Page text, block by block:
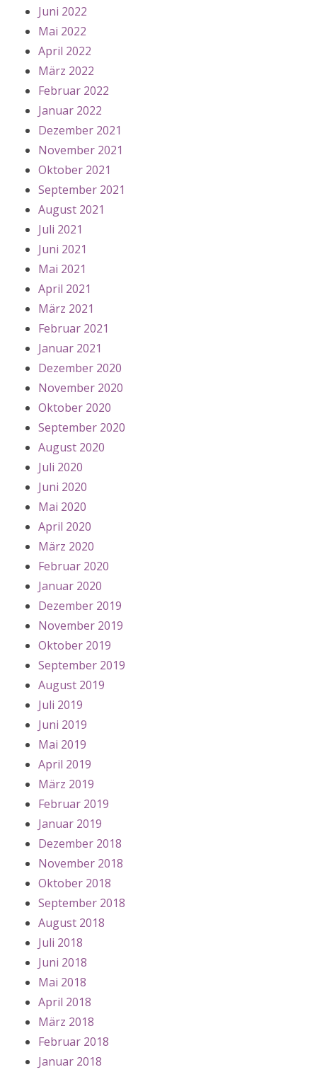
Juni 2022
Mai 2022
April 2022
März 2022
Februar 2022
Januar 2022
Dezember 2021
November 2021
Oktober 2021
September 2021
August 2021
Juli 2021
Juni 2021
Mai 2021
April 2021
März 2021
Februar 2021
Januar 2021
Dezember 2020
November 2020
Oktober 2020
September 2020
August 2020
Juli 2020
Juni 2020
Mai 2020
April 2020
März 2020
Februar 2020
Januar 2020
Dezember 2019
November 2019
Oktober 2019
September 2019
August 2019
Juli 2019
Juni 2019
Mai 2019
April 2019
März 2019
Februar 2019
Januar 2019
Dezember 2018
November 2018
Oktober 2018
September 2018
August 2018
Juli 2018
Juni 2018
Mai 2018
April 2018
März 2018
Februar 2018
Januar 2018